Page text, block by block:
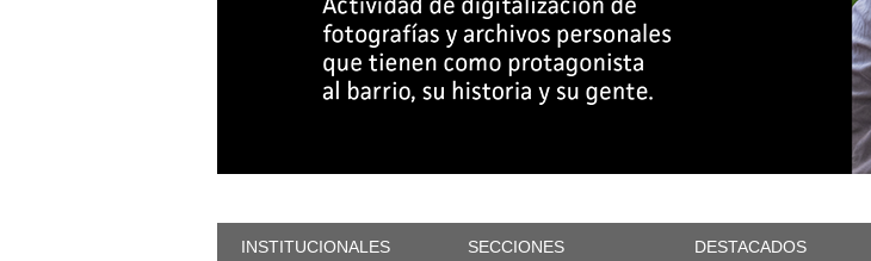
INSTITUCIONALES SECCIONES DESTACADOS